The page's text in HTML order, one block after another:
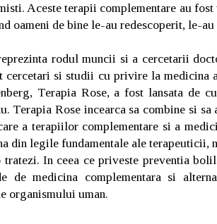
Aceste terapii complementare au
oameni de bine le-au redescoperit, le-
rodul muncii si a cercetarii
cercetari si studii cu privire la medicina
Terapia Rose, a fost lansata de
Terapia Rose incearca sa combine si
a terapiilor complementare si a
din legile fundamentale ale terapeuticii,
tratezi. In ceea ce priveste preventia
de medicina complementara si
organismului uman.